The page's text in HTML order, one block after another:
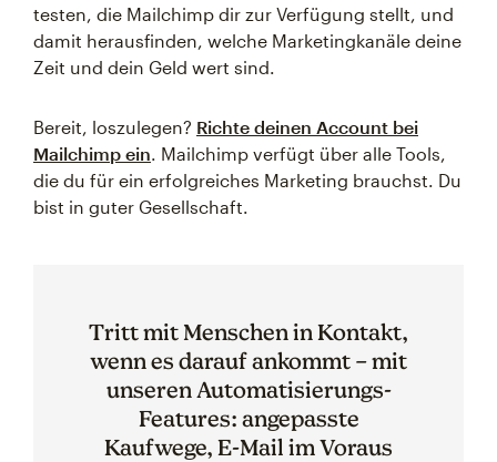
testen, die Mailchimp dir zur Verfügung stellt, und
damit herausfinden, welche Marketingkanäle deine
Zeit und dein Geld wert sind.
Bereit, loszulegen? Richte deinen Account bei
Mailchimp ein. Mailchimp verfügt über alle Tools,
die du für ein erfolgreiches Marketing brauchst. Du
bist in guter Gesellschaft.
Tritt mit Menschen in Kontakt,
wenn es darauf ankommt – mit
unseren Automatisierungs-
Features: angepasste
Kaufwege, E-Mail im Voraus